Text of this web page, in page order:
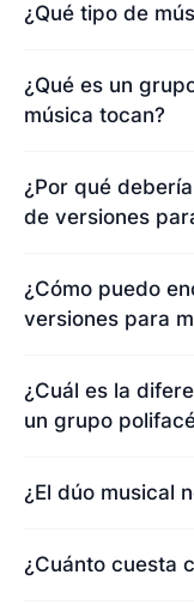
¿Qué tipo de
¿Qué es un
música tocan?
¿Por qué
de versiones
¿Cómo puedo
versiones para
¿Cuál es la
un grupo
¿El dúo musical
¿Cuánto cuesta